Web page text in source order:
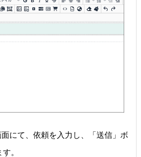
面にて、依頼を入力し、「送信」ボ
。